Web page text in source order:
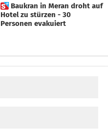
 Baukran in Meran droht auf
Hotel zu stürzen - 30
Personen evakuiert